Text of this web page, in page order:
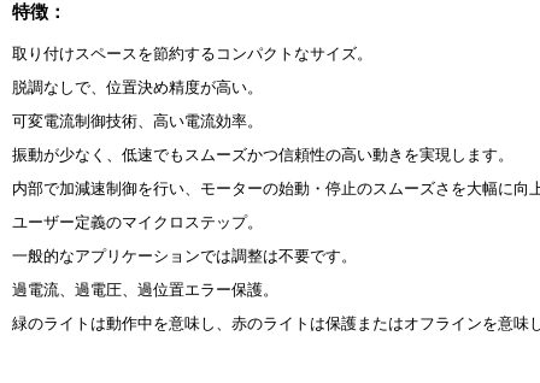
特徴：
取り付けスペースを節約するコンパクトなサイズ。
脱調なしで、位置決め精度が高い。
可変電流制御技術、高い電流効率。
振動が少なく、低速でもスムーズかつ信頼性の高い動きを実現します。
内部で加減速制御を行い、モーターの始動・停止のスムーズさを大幅に向
ユーザー定義のマイクロステップ。
一般的なアプリケーションでは調整は不要です。
過電流、過電圧、過位置エラー保護。
緑のライトは動作中を意味し、赤のライトは保護またはオフラインを意味